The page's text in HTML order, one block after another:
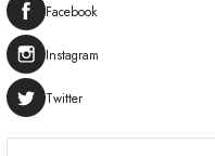
Facebook
Instagram
Twitter